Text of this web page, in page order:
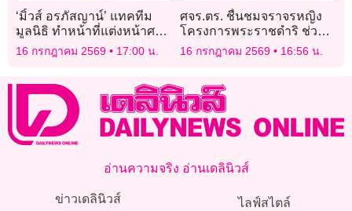
‘มิ้วส์ อรภัสญาน์’ แทคทีม
มูลนิธิ ทำหน้าที่แต่งหน้าศพผู้
เสียชีวิตไฟไหม้โรงเบียร์รวม
‘น้องบรีส วงทศกัณฐ์’
16 กรกฎาคม 2569 17:00 น.
ศจร.ตร. ชื่นชมจราจรหญิง
โครงการพระราชดำริ ช่วย
ชีวิตทารกแฝดนาทีวิกฤติ
16 กรกฎาคม 2569 16:56 น.
อ่านความจริง อ่านเดลินิวส์
ข่าวเดลินิวส์
ไลฟ์สไตล์